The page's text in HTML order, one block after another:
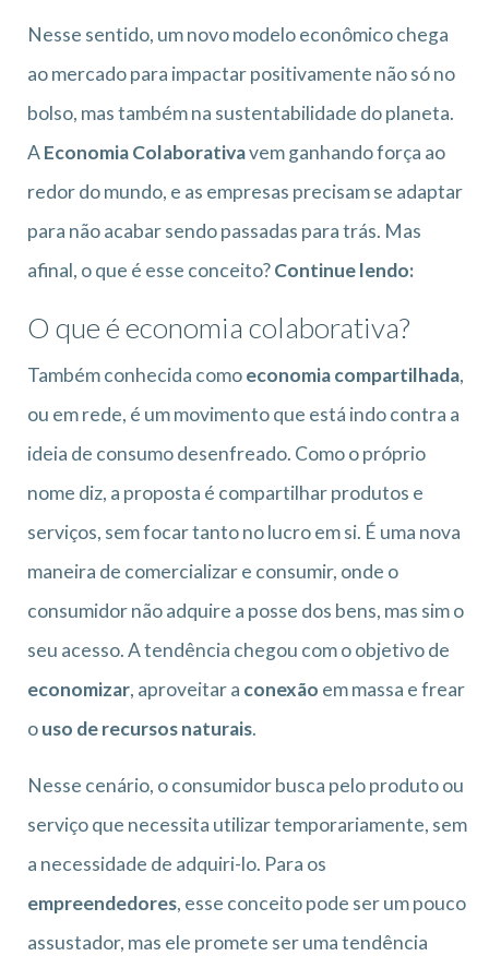
Nesse sentido, um novo modelo econômico chega
ao mercado para impactar positivamente não só no
bolso, mas também na sustentabilidade do planeta.
AEconomia Colaborativavem ganhando força ao
redor do mundo, e as empresas precisam se adaptar
para não acabar sendo passadas para trás. Mas
afinal, o que é esse conceito?Continue lendo:
O que é economia colaborativa?
Também conhecida comoeconomia compartilhada,
ou em rede, é um movimento que está indo contra a
ideia de consumo desenfreado. Como o próprio
nome diz, a proposta é compartilhar produtos e
serviços, sem focar tanto no lucro em si. É uma nova
maneira de comercializar e consumir, onde o
consumidor não adquire a posse dos bens, mas sim o
seu acesso. A tendência chegou com o objetivo de
economizar, aproveitar a conexão em massa e frear
ouso de recursos naturais.
Nesse cenário, o consumidor busca pelo produto ou
serviço que necessita utilizar temporariamente, sem
a necessidade de adquiri-lo. Para os
empreendedores, esse conceito pode ser um pouco
assustador, mas ele promete ser uma tendência